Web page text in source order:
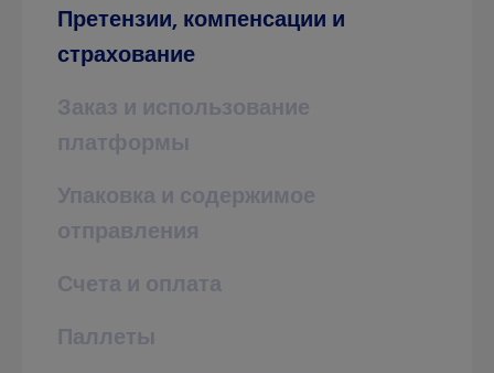
Претензии, компенсации и
страхование
Заказ и использование
платформы
Упаковка и содержимое
отправления
Счета и оплата
Паллеты